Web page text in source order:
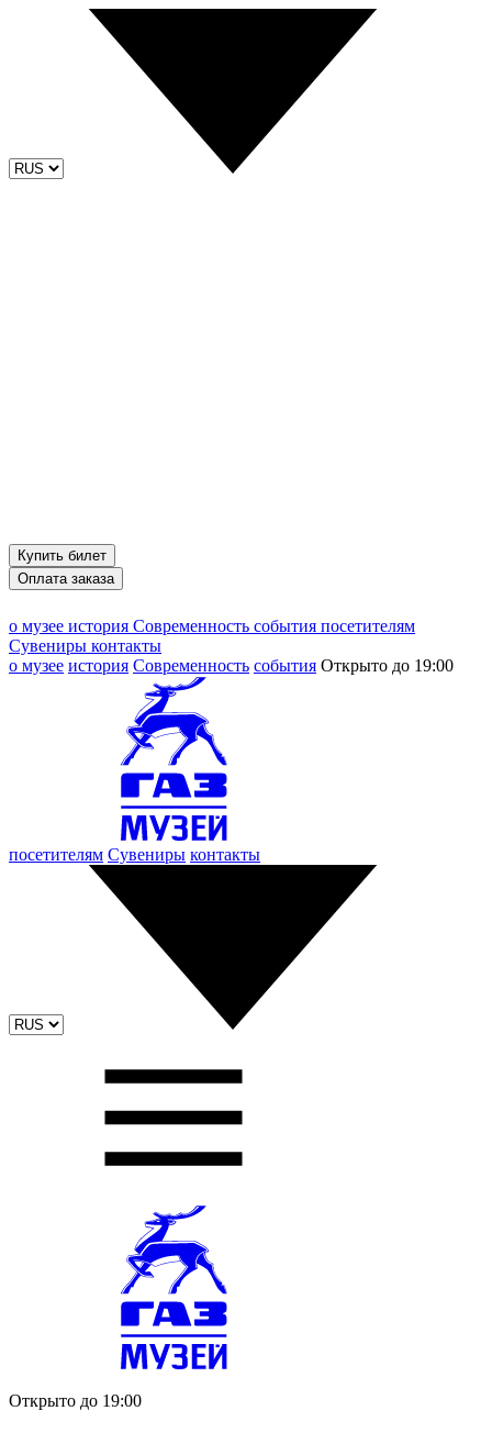
Купить билет
Оплата заказа
о музее история Современность события посетителям
Сувениры контакты
о музее история Современность события Открыто до 19:00
посетителям Сувениры контакты
Открыто до 19:00